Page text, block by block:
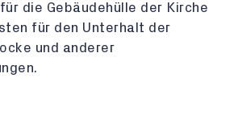
die Gebäudehülle der Kirche
für den Unterhalt der
und anderer